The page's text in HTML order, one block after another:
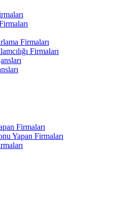
Firmaları
Firmaları
Firmaları
Yapan Firmaları